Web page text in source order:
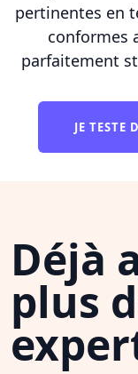
pertinentes en
conformes
parfaitement
JE TESTE
Déjà
plus